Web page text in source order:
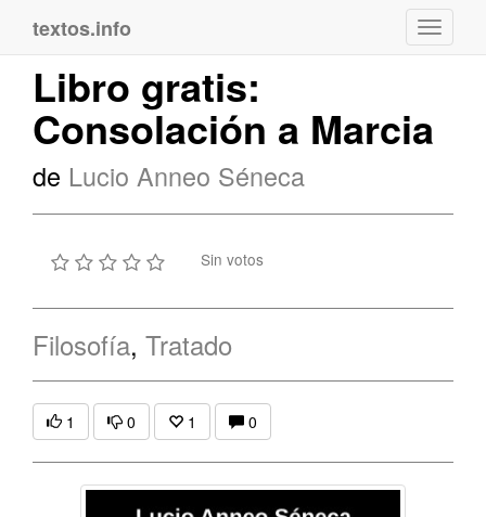
textos.info
Libro gratis:
Consolación a Marcia
de Lucio Anneo Séneca
Sin votos
Filosofía, Tratado
1 0 1 0